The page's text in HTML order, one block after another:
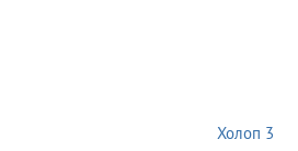
Холоп 3